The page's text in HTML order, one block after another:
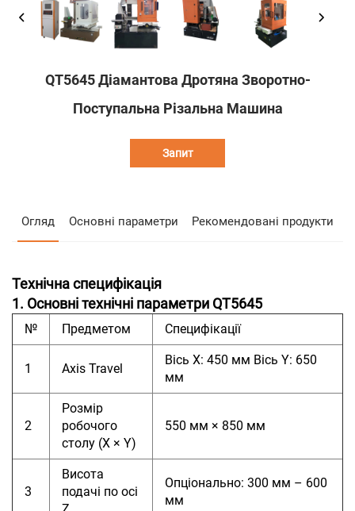
QT5645 Діамантова Дротяна Зворотно-
Поступальна Різальна Машина
Запит
Огляд Основні параметри Рекомендовані продукти
Технічна специфікація
1. Основні технічні параметри QT5645
№ Предметом Специфікації
1 Axis Travel
Вісь X: 450 мм Вісь Y: 650
мм
2
Розмір
робочого
столу (X × Y)
550 мм × 850 мм
3
Висота
подачі по осі
Опціонально: 300 мм – 600
мм